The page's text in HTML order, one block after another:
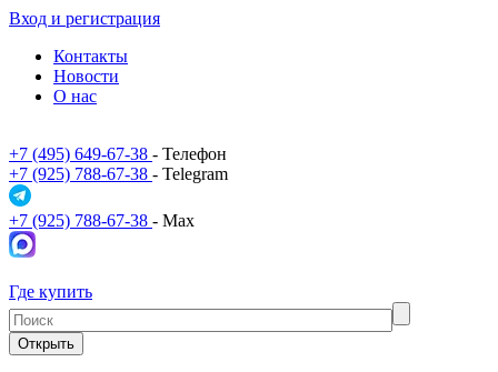
Вход и регистрация
Контакты
Новости
О нас
+7 (495) 649-67-38 - Телефон
+7 (925) 788-67-38 - Telegram
+7 (925) 788-67-38 - Max
Где купить
Открыть